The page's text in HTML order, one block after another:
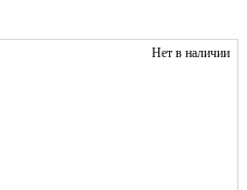
Нет в наличии